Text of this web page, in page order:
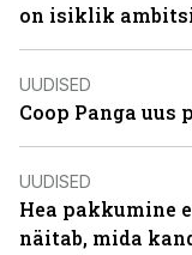
on isiklik
UUDISED
Coop Panga
UUDISED
Hea pakkumine
näitab, mida